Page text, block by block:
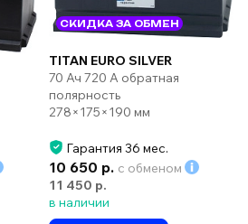
СКИДКА ЗА ОБМЕН
TITAN EURO SILVER
70 Ач 720 А обратная
полярность
278×175×190 мм
Гарантия 36 мес.
10 650 р. с обменом
11 450 р.
в наличии